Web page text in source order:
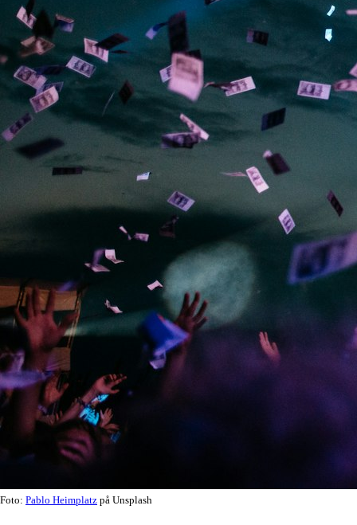
Foto: Pablo Heimplatz på Unsplash